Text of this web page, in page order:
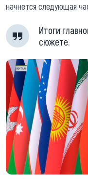
начнется следующая
Итоги
сюжете.